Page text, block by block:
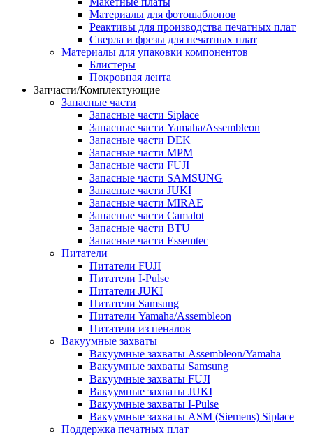
Материалы для фотошаблонов
Реактивы для производства печатных плат
Сверла и фрезы для печатных плат
Материалы для упаковки компонентов
Блистеры
Покровная лента
Запчасти/Комплектующие
Запасные части
Запасные части Siplace
Запасные части Yamaha/Assembleon
Запасные части DEK
Запасные части MPM
Запасные части FUJI
Запасные части SAMSUNG
Запасные части JUKI
Запасные части MIRAE
Запасные части Camalot
Запасные части BTU
Запасные части Essemtec
Питатели
Питатели FUJI
Питатели I-Pulse
Питатели JUKI
Питатели Samsung
Питатели Yamaha/Assembleon
Питатели из пеналов
Вакуумные захваты
Вакуумные захваты Assembleon/Yamaha
Вакуумные захваты Samsung
Вакуумные захваты FUJI
Вакуумные захваты JUKI
Вакуумные захваты I-Pulse
Вакуумные захваты ASM (Siemens) Siplace
Поддержка печатных плат